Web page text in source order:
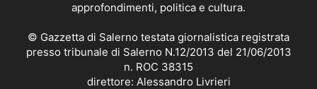
approfondimenti, politica e cultura.
© Gazzetta di Salerno testata giornalistica registrata
presso tribunale di Salerno N.12/2013 del 21/06/2013
n. ROC 38315
direttore: Alessandro Livrieri